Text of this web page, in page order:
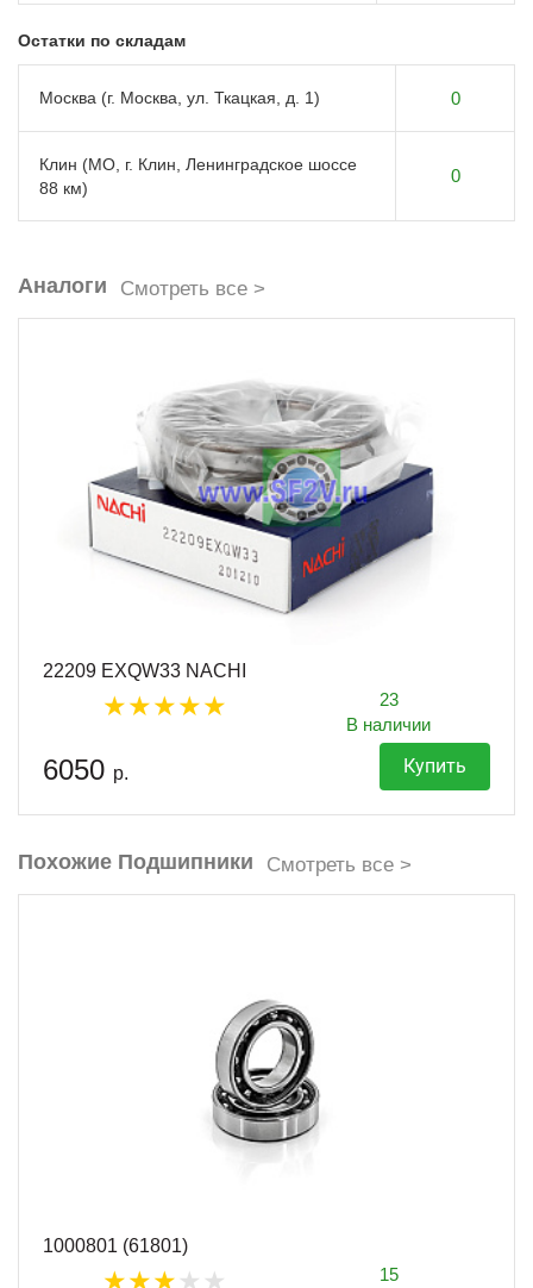
Остатки по складам
Москва (г. Москва, ул. Ткацкая, д. 1) 0
Клин (МО, г. Клин, Ленинградское шоссе
88 км)
0
Аналоги Смотреть все >
22209 EXQW33 NACHI
23
В наличии
6050 р. Купить
Похожие Подшипники Смотреть все >
1000801 (61801)
15